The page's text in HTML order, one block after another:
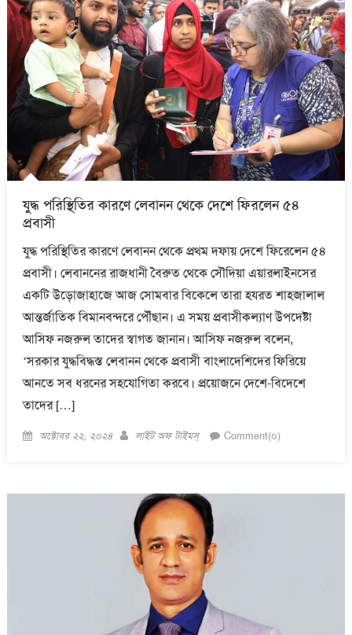
যুদ্ধ পরিস্থিতির কারণে লেবানন থেকে দেশে ফিরলেন ৫৪
প্রবাসী
যুদ্ধ পরিস্থিতির কারণে লেবানন থেকে প্রথম দফায় দেশে ফিরেলেন ৫৪
প্রবাসী। লেবাননের রাজধানী বৈরুত থেকে সৌদিয়া এয়ারলাইনসের
একটি উড়োজাহাজে আজ সোমবার বিকেলে তারা হযরত শাহজালাল
আন্তর্জাতিক বিমানবন্দরে পৌঁছান। এ সময় প্রবাসীকল্যাণ উপদেষ্টা
আসিফ নজরুল তাদের স্বাগত জানান। আসিফ নজরুল বলেন,
‘সরকার যুদ্ধবিদ্ধস্ত লেবানন থেকে প্রবাসী বাংলাদেশিদের ফিরিয়ে
আনতে সব ধরনের সহযোগিতা করবে। প্রয়োজনে দেশে-বিদেশে
তাদের […]
Posted
অক্টোবর ২২, ২০২৪ Author
লাইট অফ টাইমস্ Comment(০)